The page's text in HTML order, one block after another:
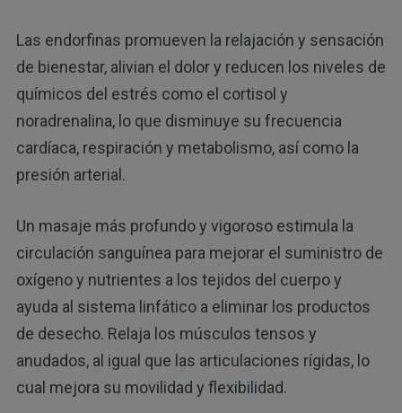
Las endorfinas promueven la relajación y sensación
de bienestar, alivian el dolor y reducen los niveles de
químicos del estrés como el cortisol y
noradrenalina, lo que disminuye su frecuencia
cardíaca, respiración y metabolismo, así como la
presión arterial.
Un masaje más profundo y vigoroso estimula la
circulación sanguínea para mejorar el suministro de
oxígeno y nutrientes a los tejidos del cuerpo y
ayuda al sistema linfático a eliminar los productos
de desecho. Relaja los músculos tensos y
anudados, al igual que las articulaciones rígidas, lo
cual mejora su movilidad y flexibilidad.